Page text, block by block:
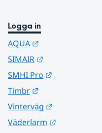
Logga in
AQUA
SIMAIR
SMHI Pro
Timbr
Vinterväg
Väderlarm